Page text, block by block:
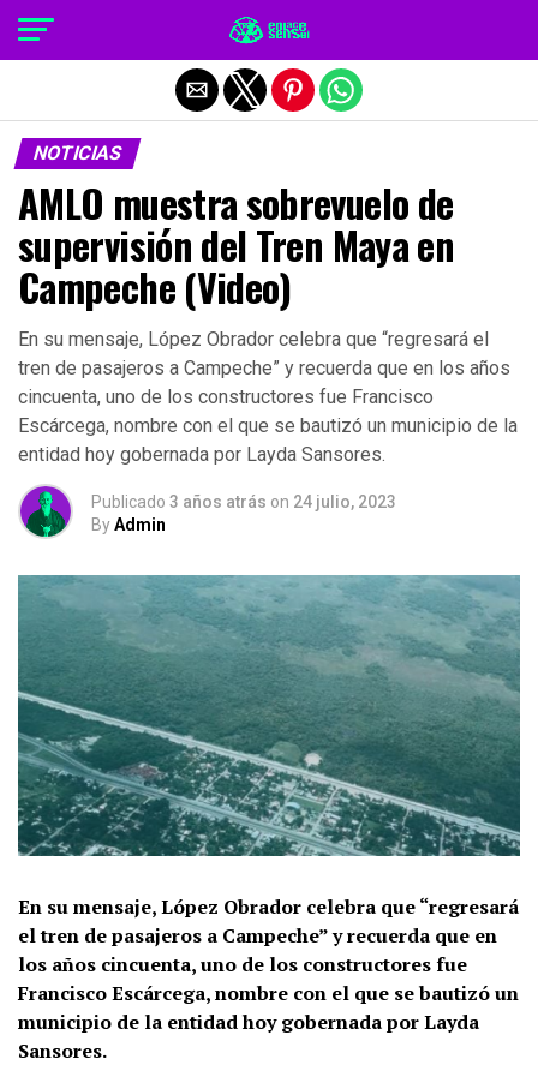
NOTICIAS
AMLO muestra sobrevuelo de
supervisión del Tren Maya en
Campeche (Video)
En su mensaje, López Obrador celebra que “regresará el
tren de pasajeros a Campeche” y recuerda que en los años
cincuenta, uno de los constructores fue Francisco
Escárcega, nombre con el que se bautizó un municipio de la
entidad hoy gobernada por Layda Sansores.
Publicado 3 años atrás on 24 julio, 2023
ByAdmin
En su mensaje, López Obrador celebra que “regresará
el tren de pasajeros a Campeche” y recuerda que en
los años cincuenta, uno de los constructores fue
Francisco Escárcega, nombre con el que se bautizó un
municipio de la entidad hoy gobernada por Layda
Sansores.
Salir de la versión móvil